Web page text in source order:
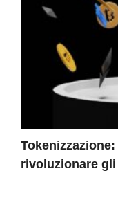
rivoluzionare